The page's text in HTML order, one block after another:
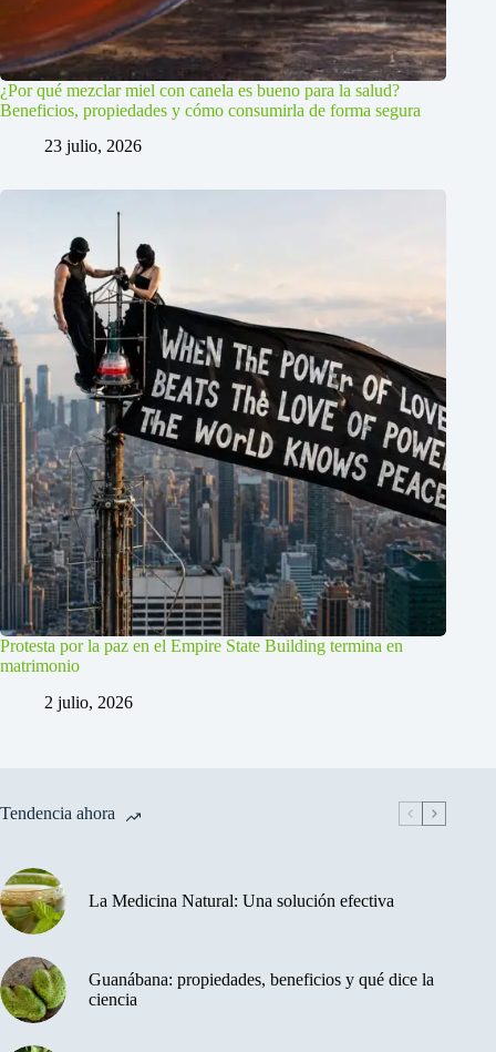
¿Por qué mezclar miel con canela es bueno para la salud?
Beneficios, propiedades y cómo consumirla de forma segura
23 julio, 2026
Protesta por la paz en el Empire State Building termina en
matrimonio
2 julio, 2026
Tendencia ahora
La Medicina Natural: Una solución efectiva
Guanábana: propiedades, beneficios y qué dice la
ciencia